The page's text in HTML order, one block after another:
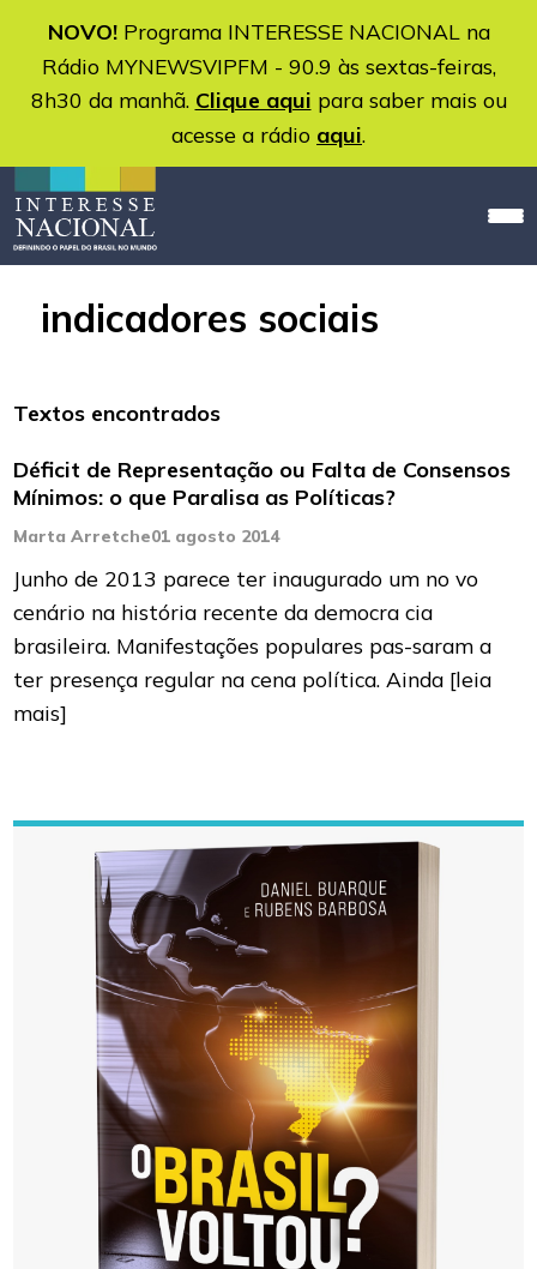
NOVO!Programa INTERESSE NACIONAL na
Rádio MYNEWSVIPFM - 90.9 às sextas-feiras,
8h30 da manhã. Clique aqui para saber mais ou
acesse a rádio aqui.
indicadores sociais
Textos encontrados
Déficit de Representação ou Falta de Consensos
Mínimos: o que Paralisa as Políticas?
Marta Arretche01 agosto 2014
Junho de 2013 parece ter inaugurado um no vo
cenário na história recente da democra cia
brasileira. Manifestações populares pas-saram a
ter presença regular na cena política. Ainda [leia
mais]